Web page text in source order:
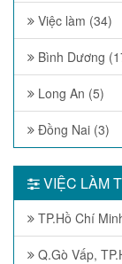
Việc làm (34)
Bình Dương
Long An (5)
Đồng Nai (3)
VIỆC LÀM
TP.Hồ Chí
Q.Gò Vấp,